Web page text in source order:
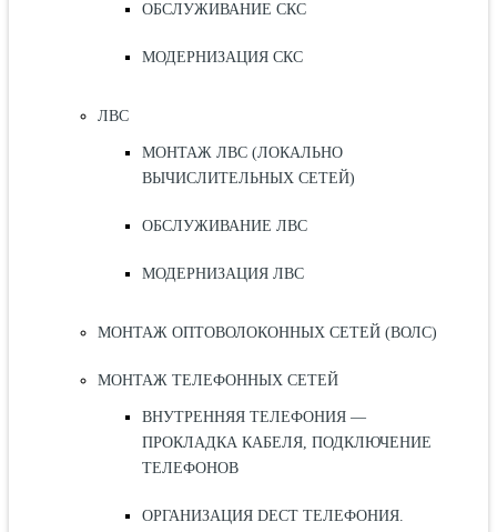
ОБСЛУЖИВАНИЕ СКС
МОДЕРНИЗАЦИЯ СКС
ЛВС
МОНТАЖ ЛВС (ЛОКАЛЬНО
ВЫЧИСЛИТЕЛЬНЫХ СЕТЕЙ)
ОБСЛУЖИВАНИЕ ЛВС
МОДЕРНИЗАЦИЯ ЛВС
МОНТАЖ ОПТОВОЛОКОННЫХ СЕТЕЙ (ВОЛС)
МОНТАЖ ТЕЛЕФОННЫХ СЕТЕЙ
ВНУТРЕННЯЯ ТЕЛЕФОНИЯ —
ПРОКЛАДКА КАБЕЛЯ, ПОДКЛЮЧЕНИЕ
ТЕЛЕФОНОВ
ОРГАНИЗАЦИЯ DECT ТЕЛЕФОНИЯ.